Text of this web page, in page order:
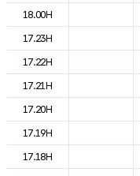
18.00H
17.23H
17.22H
17.21H
17.20H
17.19H
17.18H